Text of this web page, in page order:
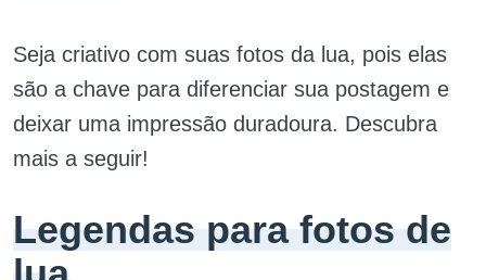
Seja criativo com suas fotos da lua, pois elas
são a chave para diferenciar sua postagem e
deixar uma impressão duradoura. Descubra
mais a seguir!
Legendas para fotos de